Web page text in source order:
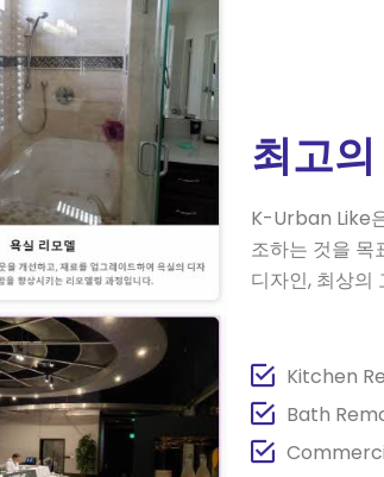
최고
K-Urban Like
조하는 것을 목
디자인, 최상의
Kitchen
Bath